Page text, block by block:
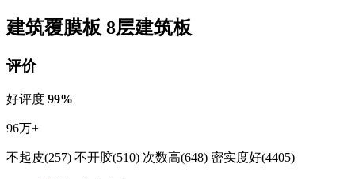
建筑覆膜板 8层建筑板
评价
好评度 99%
96万+
不起皮(257) 不开胶(510) 次数高(648) 密实度好(4405)